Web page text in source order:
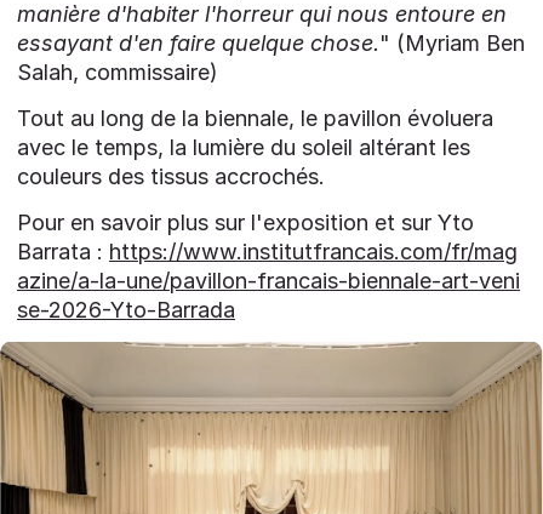
manière d'habiter l'horreur qui nous entoure en
essayant d'en faire quelque chose." (Myriam Ben
Salah, commissaire)
Tout au long de la biennale, le pavillon évoluera
avec le temps, la lumière du soleil altérant les
couleurs des tissus accrochés.
Pour en savoir plus sur l'exposition et sur Yto
Barrata : https://www.institutfrancais.com/fr/mag
azine/a-la-une/pavillon-francais-biennale-art-veni
se-2026-Yto-Barrada